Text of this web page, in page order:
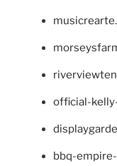
official-
bbq-